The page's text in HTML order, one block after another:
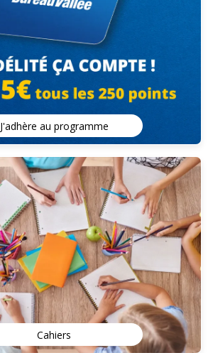
J'adhère au programme
Cahiers